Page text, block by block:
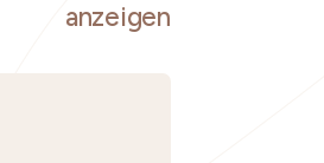
anzeigen